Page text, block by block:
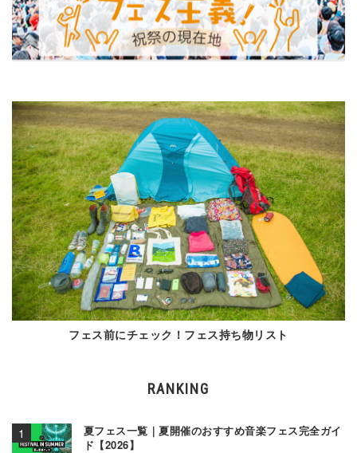
フェス前にチェック！フェス持ち物リスト
RANKING
夏フェス一覧｜夏開催のおすすめ音楽フェス完全ガイ
ド【2026】